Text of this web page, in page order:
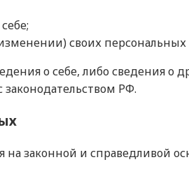
своих
о себе, либо сведения о
законодательством РФ.
на законной и справедливой